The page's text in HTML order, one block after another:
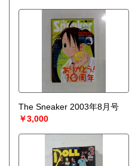
The Sneaker 2003年8月号
￥3,000